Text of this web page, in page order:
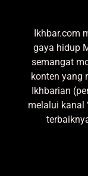
Ikhbar.com
gaya hidup
semangat
konten yang
Ikhbarian
melalui kanal